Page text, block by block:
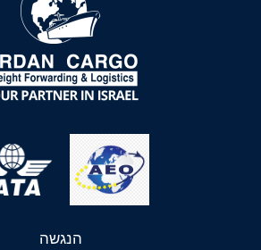
הנגשה